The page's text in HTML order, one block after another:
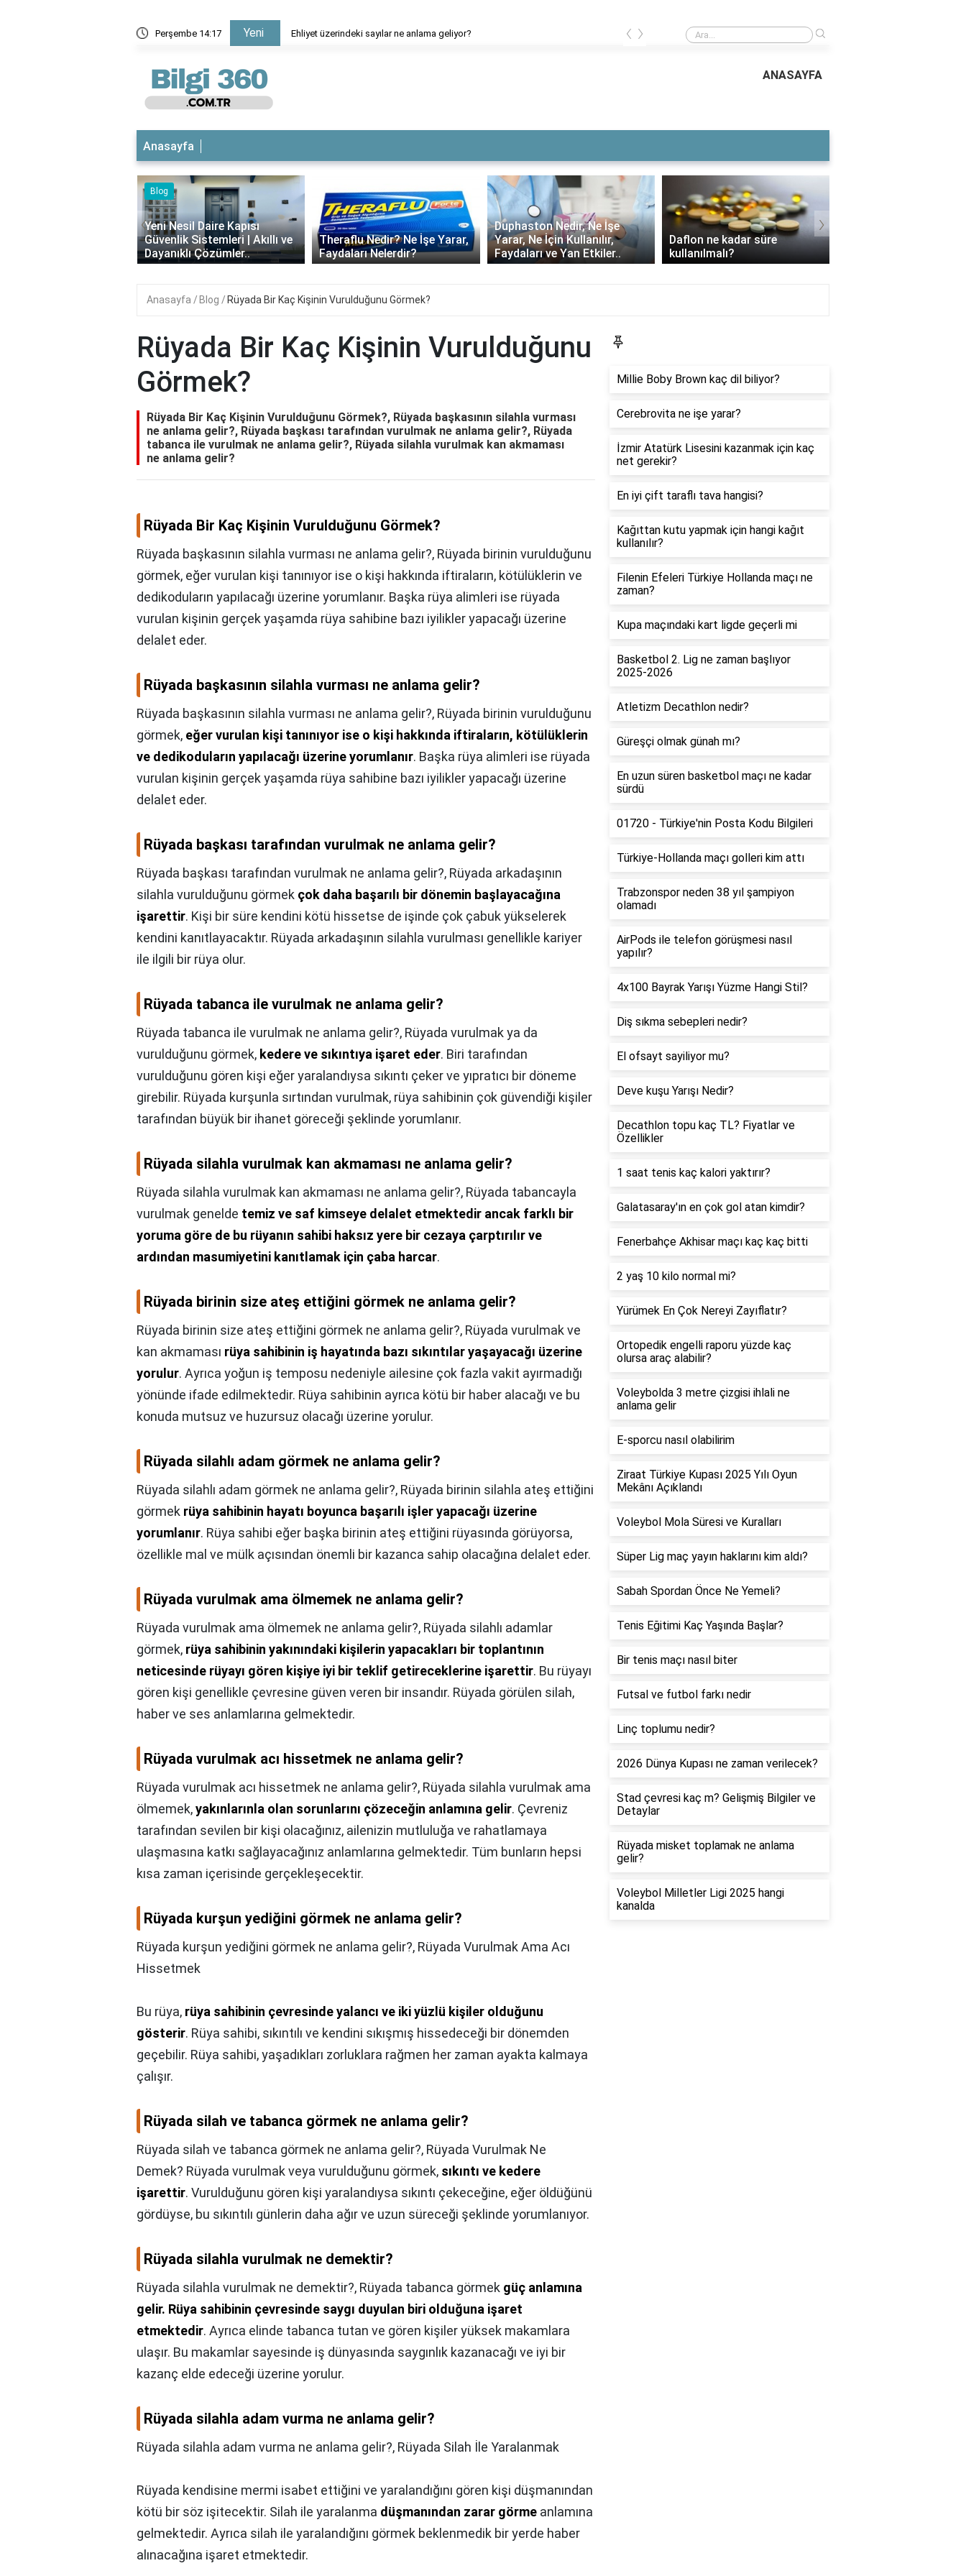
Perşembe 14:17 Yeni Ehliyet üzerindeki sayılar ne anlama geliyor? Ehliyet üzerindeki sayılar ne anlama geliyor?
‹ ›
ANASAYFA
Anasayfa
Theraflu Nedir? Ne İşe Yarar,
Faydaları Nelerdir?
Duphaston Nedir, Ne İşe
Yarar, Ne İçin Kullanılır,
Faydaları ve Yan Etkiler..
Daflon ne kadar süre
kullanılmalı?
3 Aylık Bebek Günde Kaç CC
Mama Yer?
‹ ›
Anasayfa Blog Rüyada Bir Kaç Kişinin Vurulduğunu Görmek?
Rüyada Bir Kaç Kişinin Vurulduğunu
Görmek?
Rüyada Bir Kaç Kişinin Vurulduğunu Görmek?, Rüyada başkasının silahla vurması
ne anlama gelir?, Rüyada başkası tarafından vurulmak ne anlama gelir?, Rüyada
tabanca ile vurulmak ne anlama gelir?, Rüyada silahla vurulmak kan akmaması
ne anlama gelir?
Rüyada Bir Kaç Kişinin Vurulduğunu Görmek?
Rüyada başkasının silahla vurması ne anlama gelir?, Rüyada birinin vurulduğunu
görmek, eğer vurulan kişi tanınıyor ise o kişi hakkında iftiraların, kötülüklerin ve
dedikoduların yapılacağı üzerine yorumlanır. Başka rüya alimleri ise rüyada
vurulan kişinin gerçek yaşamda rüya sahibine bazı iyilikler yapacağı üzerine
delalet eder.
Rüyada başkasının silahla vurması ne anlama gelir?
Rüyada başkasının silahla vurması ne anlama gelir?, Rüyada birinin vurulduğunu
görmek, eğer vurulan kişi tanınıyor ise o kişi hakkında iftiraların, kötülüklerin
ve dedikoduların yapılacağı üzerine yorumlanır. Başka rüya alimleri ise rüyada
vurulan kişinin gerçek yaşamda rüya sahibine bazı iyilikler yapacağı üzerine
delalet eder.
Rüyada başkası tarafından vurulmak ne anlama gelir?
Rüyada başkası tarafından vurulmak ne anlama gelir?, Rüyada arkadaşının
silahla vurulduğunu görmek çok daha başarılı bir dönemin başlayacağına
işarettir. Kişi bir süre kendini kötü hissetse de işinde çok çabuk yükselerek
kendini kanıtlayacaktır. Rüyada arkadaşının silahla vurulması genellikle kariyer
ile ilgili bir rüya olur.
Rüyada tabanca ile vurulmak ne anlama gelir?
Rüyada tabanca ile vurulmak ne anlama gelir?, Rüyada vurulmak ya da
vurulduğunu görmek, kedere ve sıkıntıya işaret eder. Biri tarafından
vurulduğunu gören kişi eğer yaralandıysa sıkıntı çeker ve yıpratıcı bir döneme
girebilir. Rüyada kurşunla sırtından vurulmak, rüya sahibinin çok güvendiği kişiler
tarafından büyük bir ihanet göreceği şeklinde yorumlanır.
Rüyada silahla vurulmak kan akmaması ne anlama gelir?
Rüyada silahla vurulmak kan akmaması ne anlama gelir?, Rüyada tabancayla
vurulmak genelde temiz ve saf kimseye delalet etmektedir ancak farklı bir
yoruma göre de bu rüyanın sahibi haksız yere bir cezaya çarptırılır ve
ardından masumiyetini kanıtlamak için çaba harcar.
Rüyada birinin size ateş ettiğini görmek ne anlama gelir?
Rüyada birinin size ateş ettiğini görmek ne anlama gelir?, Rüyada vurulmak ve
kan akmaması rüya sahibinin iş hayatında bazı sıkıntılar yaşayacağı üzerine
yorulur. Ayrıca yoğun iş temposu nedeniyle ailesine çok fazla vakit ayırmadığı
yönünde ifade edilmektedir. Rüya sahibinin ayrıca kötü bir haber alacağı ve bu
konuda mutsuz ve huzursuz olacağı üzerine yorulur.
Rüyada silahlı adam görmek ne anlama gelir?
Rüyada silahlı adam görmek ne anlama gelir?, Rüyada birinin silahla ateş ettiğini
görmek rüya sahibinin hayatı boyunca başarılı işler yapacağı üzerine
yorumlanır. Rüya sahibi eğer başka birinin ateş ettiğini rüyasında görüyorsa,
özellikle mal ve mülk açısından önemli bir kazanca sahip olacağına delalet eder.
Rüyada vurulmak ama ölmemek ne anlama gelir?
Rüyada vurulmak ama ölmemek ne anlama gelir?, Rüyada silahlı adamlar
görmek, rüya sahibinin yakınındaki kişilerin yapacakları bir toplantının
neticesinde rüyayı gören kişiye iyi bir teklif getireceklerine işarettir. Bu rüyayı
gören kişi genellikle çevresine güven veren bir insandır. Rüyada görülen silah,
haber ve ses anlamlarına gelmektedir.
Rüyada vurulmak acı hissetmek ne anlama gelir?
Rüyada vurulmak acı hissetmek ne anlama gelir?, Rüyada silahla vurulmak ama
ölmemek,yakınlarınla ​​olan sorunlarını çözeceğin anlamına gelir. Çevreniz
tarafından sevilen bir kişi olacağınız, ailenizin mutluluğa ve rahatlamaya
ulaşmasına katkı sağlayacağınız anlamlarına gelmektedir. Tüm bunların hepsi
kısa zaman içerisinde gerçekleşecektir.
Rüyada kurşun yediğini görmek ne anlama gelir?
Rüyada kurşun yediğini görmek ne anlama gelir?, Rüyada Vurulmak Ama Acı
Hissetmek
Bu rüya, rüya sahibinin çevresinde yalancı ve iki yüzlü kişiler olduğunu
gösterir. Rüya sahibi, sıkıntılı ve kendini sıkışmış hissedeceği bir dönemden
geçebilir. Rüya sahibi, yaşadıkları zorluklara rağmen her zaman ayakta kalmaya
çalışır.
Rüyada silah ve tabanca görmek ne anlama gelir?
Rüyada silah ve tabanca görmek ne anlama gelir?, Rüyada Vurulmak Ne
Demek? Rüyada vurulmak veya vurulduğunu görmek, sıkıntı ve kedere
işarettir. Vurulduğunu gören kişi yaralandıysa sıkıntı çekeceğine, eğer öldüğünü
gördüyse, bu sıkıntılı günlerin daha ağır ve uzun süreceği şeklinde yorumlanıyor.
Rüyada silahla vurulmak ne demektir?
Rüyada silahla vurulmak ne demektir?, Rüyada tabanca görmek güç anlamına
gelir. Rüya sahibinin çevresinde saygı duyulan biri olduğuna işaret
etmektedir. Ayrıca elinde tabanca tutan ve gören kişiler yüksek makamlara
ulaşır. Bu makamlar sayesinde iş dünyasında saygınlık kazanacağı ve iyi bir
kazanç elde edeceği üzerine yorulur.
Rüyada silahla adam vurma ne anlama gelir?
Rüyada silahla adam vurma ne anlama gelir?, Rüyada Silah İle Yaralanmak
Rüyada kendisine mermi isabet ettiğini ve yaralandığını gören kişi düşmanından
kötü bir söz işitecektir. Silah ile yaralanma düşmanından zarar görme anlamına
gelmektedir. Ayrıca silah ile yaralandığını görmek beklenmedik bir yerde haber
alınacağına işaret etmektedir.
Millie Boby Brown kaç dil biliyor?
Cerebrovita ne işe yarar?
İzmir Atatürk Lisesini kazanmak için kaç
net gerekir?
En iyi çift taraflı tava hangisi?
Kağıttan kutu yapmak için hangi kağıt
kullanılır?
Filenin Efeleri Türkiye Hollanda maçı ne
zaman?
Kupa maçındaki kart ligde geçerli mi
Basketbol 2. Lig ne zaman başlıyor
2025-2026
Atletizm Decathlon nedir?
Güreşçi olmak günah mı?
En uzun süren basketbol maçı ne kadar
sürdü
01720 - Türkiye'nin Posta Kodu Bilgileri
Türkiye-Hollanda maçı golleri kim attı
Trabzonspor neden 38 yıl şampiyon
olamadı
AirPods ile telefon görüşmesi nasıl
yapılır?
4x100 Bayrak Yarışı Yüzme Hangi Stil?
Diş sıkma sebepleri nedir?
El ofsayt sayiliyor mu?
Deve kuşu Yarışı Nedir?
Decathlon topu kaç TL? Fiyatlar ve
Özellikler
1 saat tenis kaç kalori yaktırır?
Galatasaray'ın en çok gol atan kimdir?
Fenerbahçe Akhisar maçı kaç kaç bitti
2 yaş 10 kilo normal mi?
Yürümek En Çok Nereyi Zayıflatır?
Ortopedik engelli raporu yüzde kaç
olursa araç alabilir?
Voleybolda 3 metre çizgisi ihlali ne
anlama gelir
E-sporcu nasıl olabilirim
Ziraat Türkiye Kupası 2025 Yılı Oyun
Mekânı Açıklandı
Voleybol Mola Süresi ve Kuralları
Süper Lig maç yayın haklarını kim aldı?
Sabah Spordan Önce Ne Yemeli?
Tenis Eğitimi Kaç Yaşında Başlar?
Bir tenis maçı nasıl biter
Futsal ve futbol farkı nedir
Linç toplumu nedir?
2026 Dünya Kupası ne zaman verilecek?
Stad çevresi kaç m? Gelişmiş Bilgiler ve
Detaylar
Rüyada misket toplamak ne anlama
gelir?
Voleybol Milletler Ligi 2025 hangi
kanalda